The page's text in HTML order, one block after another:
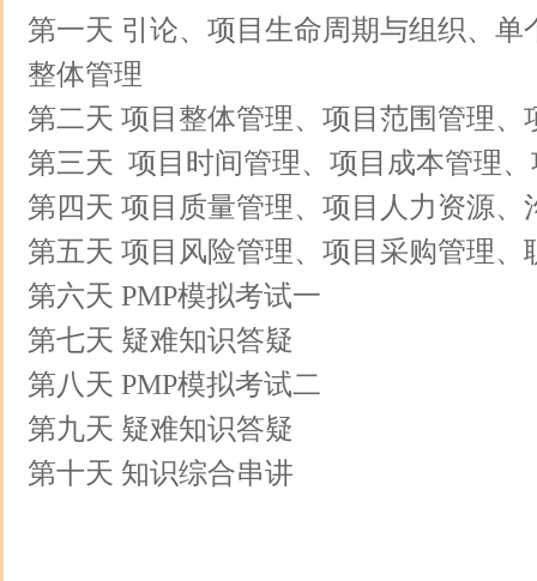
第一天 引论、项目生命周期与组织、单
整体管理
第二天 项目整体管理、项目范围管理
第三天 项目时间管理、项目成本管理
第四天 项目质量管理、项目人力资源
第五天 项目风险管理、项目采购管理
第六天 PMP模拟考试一
第七天 疑难知识答疑
第八天 PMP模拟考试二
第九天 疑难知识答疑
第十天 知识综合串讲